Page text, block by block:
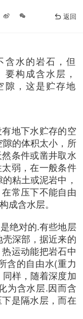
返回
含水的岩石，但
构成含水层，
隙，这是贮存地
地下水贮存的空
的体积太小，所
条件或凿井取水
弱，在一般条件
粘土或泥岩中，
常压下不能自由
成含水层。
绝对的.有些地层
深部，据近来的
运动能把岩石中
含的自由水(重力
样，随着深度加
为含水层.因而含
是隔水层，而在